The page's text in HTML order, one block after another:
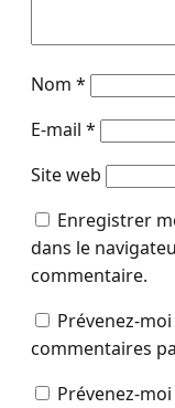
Nom *
E-mail *
Site web
Enregistrer
dans le
commentaire.
Prévenez-
commentaires
Prévenez-